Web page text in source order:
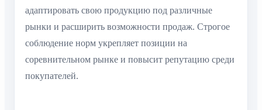
адаптировать свою продукцию под различные
рынки и расширить возможности продаж. Строгое
соблюдение норм укрепляет позиции на
соревнительном рынке и повысит репутацию среди
покупателей.